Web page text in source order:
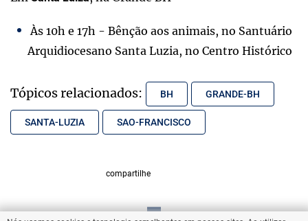
Às 10h e 17h - Bênção aos animais, no Santuário
Arquidiocesano Santa Luzia, no Centro Histórico
Tópicos relacionados: BH GRANDE-BH
SANTA-LUZIA SAO-FRANCISCO
compartilhe